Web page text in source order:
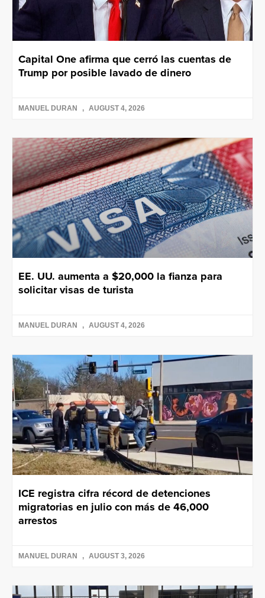
Capital One afirma que cerró las cuentas de
Trump por posible lavado de dinero
MANUEL DURAN AUGUST 4, 2026
EE. UU. aumenta a $20,000 la fianza para
solicitar visas de turista
MANUEL DURAN AUGUST 4, 2026
ICE registra cifra récord de detenciones
migratorias en julio con más de 46,000
arrestos
MANUEL DURAN AUGUST 3, 2026